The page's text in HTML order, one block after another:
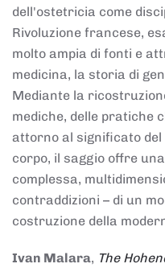
dell'ostetricia come
Rivoluzione francese,
molto ampia di fonti e
medicina, la storia di
Mediante la
mediche, delle pratiche
attorno al significato del
corpo, il saggio offre
complessa,
contraddizioni – di un
costruzione della
Ivan Malara, The